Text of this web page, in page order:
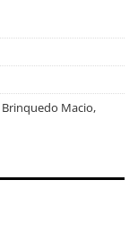
Brinquedo Macio,